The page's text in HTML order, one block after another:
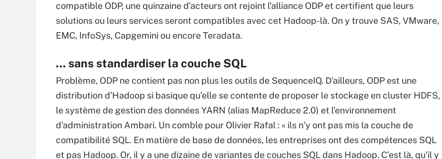
compatible ODP, une quinzaine d’acteurs ont rejoint l’alliance ODP et certifient que leurs
solutions ou leurs services seront compatibles avec cet Hadoop-là. On y trouve SAS, VMware,
EMC, InfoSys, Capgemini ou encore Teradata.
... sans standardiser la couche SQL
Problème, ODP ne contient pas non plus les outils de SequenceIQ. D’ailleurs, ODP est une
distribution d’Hadoop si basique qu’elle se contente de proposer le stockage en cluster HDFS,
le système de gestion des données YARN (alias MapReduce 2.0) et l’environnement
d’administration Ambari. Un comble pour Olivier Rafal : « ils n’y ont pas mis la couche de
compatibilité SQL. En matière de base de données, les entreprises ont des compétences SQL
et pas Hadoop. Or, il y a une dizaine de variantes de couches SQL dans Hadoop. C’est là, qu’il y